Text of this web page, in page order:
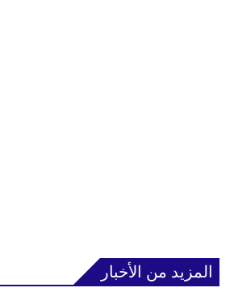
المزيد من الأخبار